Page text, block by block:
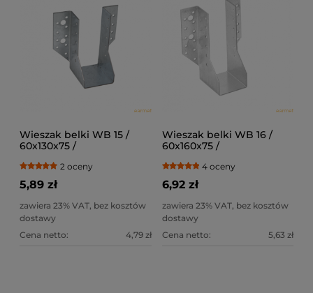
Wieszak belki WB 15 /
60x130x75 /
2 oceny
5,89 zł
zawiera 23% VAT, bez kosztów
dostawy
Cena netto:
4,79 zł
Wieszak belki WB 16 /
60x160x75 /
4 oceny
6,92 zł
zawiera 23% VAT, bez kosztów
dostawy
Cena netto:
5,63 zł